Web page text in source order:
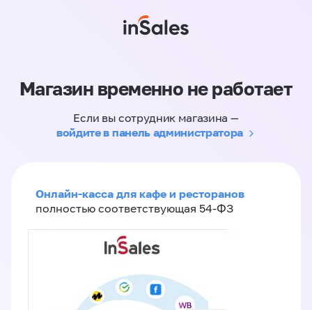
Магазин временно не работает
Если вы сотрудник магазина —
войдите в панель администратора
Онлайн-касса для кафе и ресторанов
полностью соответствующая 54-ФЗ